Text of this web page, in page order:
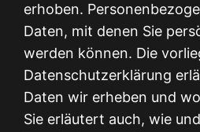
erhoben.
Daten, mit denen Sie
werden können. Die
Datenschutzerklärung
Daten wir erheben und
Sie erläutert auch, wie